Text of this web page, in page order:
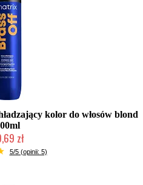
kolor do włosów blond
zł
w 24h)
5/5 (opinii: 5)